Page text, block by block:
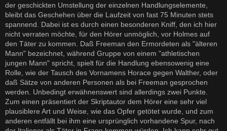
der geschickten Umstellung der einzelnen Handlungselemente,
bleibt das Geschehen über die Laufzeit von fast 75 Minuten stets
spannend. Dabei ist es durch einen besonderen Kniff, den ich hier
nicht verraten möchte, für den Hörer unmöglich, vor Holmes auf
den Täter zu kommen. Daß Freeman den Ermordeten als "älteren
Mann" bezeichnet, während Gruppe von einem "athletischen
jungen Mann" spricht, spielt für die Handlung ebensowenig eine
Rolle, wie der Tausch des Vornamens Horace gegen Walther, oder
daß Sätze von anderen Personen als bei Freeman gesprochen
werden. Unbedingt erwähnenswert sind allerdings zwei Punkte.
Zum einen präsentiert der Skriptautor dem Hörer eine sehr viel
plausiblere Art und Weise, wie das Opfer getötet wurde, und zum
anderen entfällt bei ihm eine ursprünglich vorhandene Spur, nach